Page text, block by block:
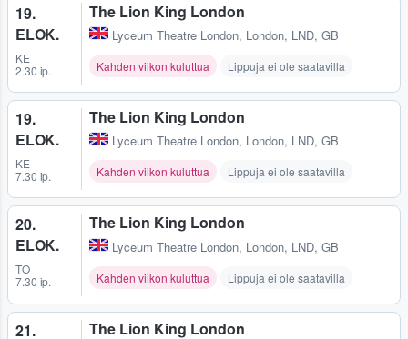
19.
ELOK.
KE
2.30 ip.
The Lion King London
Lyceum Theatre London, London, LND, GB
Kahden viikon kuluttua Lippuja ei ole saatavilla
19.
ELOK.
KE
7.30 ip.
The Lion King London
Lyceum Theatre London, London, LND, GB
Kahden viikon kuluttua Lippuja ei ole saatavilla
20.
ELOK.
TO
7.30 ip.
The Lion King London
Lyceum Theatre London, London, LND, GB
Kahden viikon kuluttua Lippuja ei ole saatavilla
21. The Lion King London